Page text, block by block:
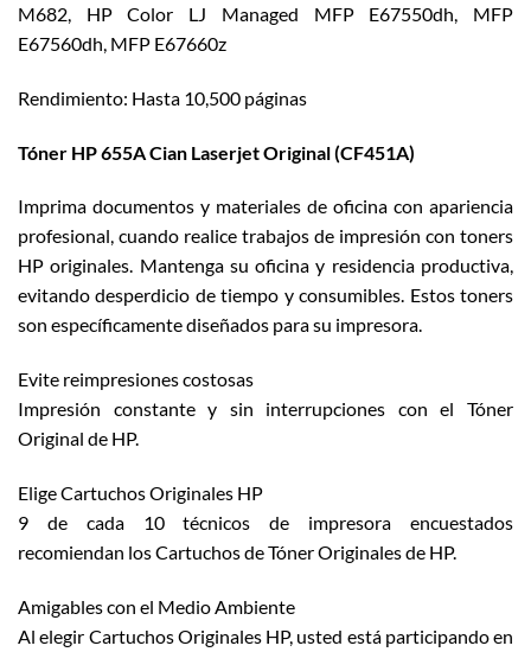
M682, HP Color LJ Managed MFP E67550dh, MFP
E67560dh, MFP E67660z
Rendimiento: Hasta 10,500 páginas
Tóner HP 655A Cian Laserjet Original (CF451A)
Imprima documentos y materiales de oficina con apariencia
profesional, cuando realice trabajos de impresión con toners
HP originales. Mantenga su oficina y residencia productiva,
evitando desperdicio de tiempo y consumibles. Estos toners
son específicamente diseñados para su impresora.
Evite reimpresiones costosas
Impresión constante y sin interrupciones con el Tóner
Original de HP.
Elige Cartuchos Originales HP
9 de cada 10 técnicos de impresora encuestados
recomiendan los Cartuchos de Tóner Originales de HP.
Amigables con el Medio Ambiente
Al elegir Cartuchos Originales HP, usted está participando en